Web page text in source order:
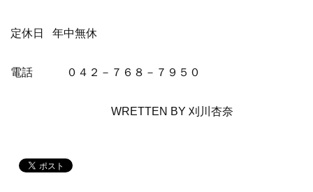
定休日 年中無休
電話 ０４２－７６８－７９５０
WRETTEN BY 刈川杏奈